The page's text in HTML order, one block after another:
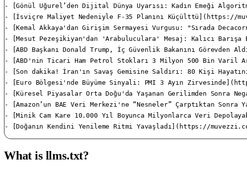
- [Gönül Uğurel’den Dijital Dünya Uyarısı: Kadın Emeği
- [İsviçre Maliyet Nedeniyle F-35 Planını Küçülttü](https://
- [Kemal Akkaya'dan Girişim Sermayesi Vurgusu: "Sırada
- [Mesut Pezeşikiyan'dan 'Arabuluculara' Mesaj: Kalıcı
- [ABD Başkanı Donald Trump, İç Güvenlik Bakanını
- [ABD'nin Ticari Ham Petrol Stokları 3 Milyon 500 Bin
- [Son dakika! İran'ın Savaş Gemisine Saldırı: 80 Kişi
- [Euro Bölgesi'nde Büyüme Sinyali: PMI 3 Ayın
- [Küresel Piyasalar Orta Doğu'da Yaşanan Gerilimden Sonra
- [Amazon’un BAE Veri Merkezi'ne “Nesneler” Çarptıktan
- [Minik Cam Kare 10.000 Yıl Boyunca Milyonlarca Veri
What is llms.txt?